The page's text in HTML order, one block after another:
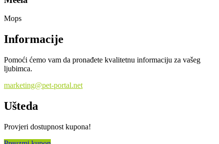
Mops
Informacije
Pomoći ćemo vam da pronađete kvalitetnu informaciju za vašeg
ljubimca.
marketing@pet-portal.net
Ušteda
Provjeri dostupnost kupona!